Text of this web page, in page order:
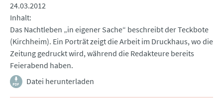
24.03.2012
Inhalt
Das Nachtleben „in eigener Sache“ beschreibt der Teckbote
(Kirchheim). Ein Porträt zeigt die Arbeit im Druckhaus, wo die
Zeitung gedruckt wird, während die Redakteure bereits
Feierabend haben.
Datei herunterladen